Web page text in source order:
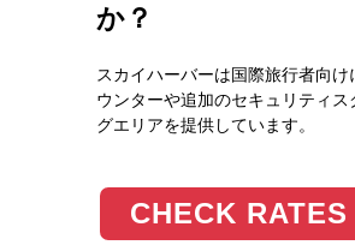
か？
スカイハーバーは国際旅行者向け
ウンターや追加のセキュリティス
グエリアを提供しています。
CHECK RATES